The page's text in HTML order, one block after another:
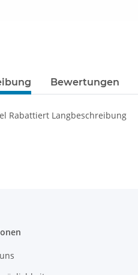
Bewertungen
Rabattiert Langbeschreibung